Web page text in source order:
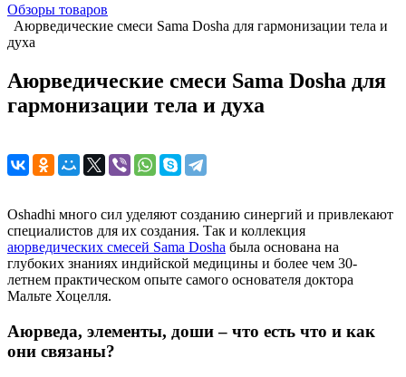
Обзоры товаров
Аюрведические смеси Sama Dosha для гармонизации тела и
духа
Аюрведические смеси Sama Dosha для
гармонизации тела и духа
Oshadhi много сил уделяют созданию синергий и привлекают
специалистов для их создания. Так и коллекция
аюрведических смесей Sama Dosha была основана на
глубоких знаниях индийской медицины и более чем 30-
летнем практическом опыте самого основателя доктора
Мальте Хоцелля.
Аюрведа, элементы, доши – что есть что и как
они связаны?